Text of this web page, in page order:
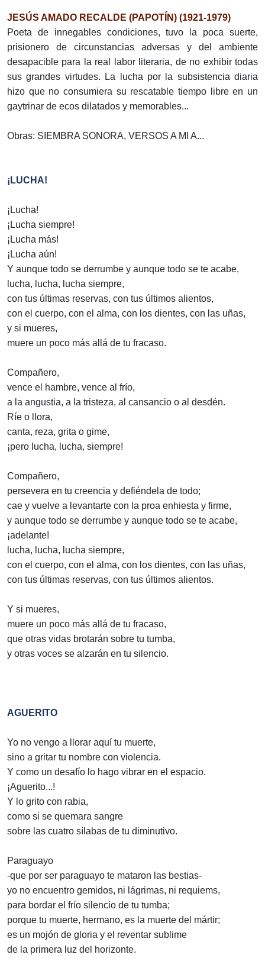
JESÚS AMADO RECALDE (PAPOTÍN) (1921-1979)
Poeta de innegables condiciones, tuvo la poca suerte,
prisionero de circunstancias adversas y del ambiente
desapacible para la real labor literaria, de no exhibir todas
sus grandes virtudes. La lucha por la subsistencia diaria
hizo que no consumiera su rescatable tiempo libre en un
gaytrinar de ecos dilatados y memorables...
Obras: SIEMBRA SONORA, VERSOS A MI A...
¡LUCHA!
¡Lucha!
¡Lucha siempre!
¡Lucha más!
¡Lucha aún!
Y aunque todo se derrumbe y aunque todo se te acabe,
lucha, lucha, lucha siempre,
con tus últimas reservas, con tus últimos alientos,
con el cuerpo, con el alma, con los dientes, con las uñas,
y si mueres,
muere un poco más allá de tu fracaso.
Compañero,
vence el hambre, vence al frío,
a la angustia, a la tristeza, al cansancio o al desdén.
Ríe o llora,
canta, reza, grita o gime,
¡pero lucha, lucha, siempre!
Compañero,
persevera en tu creencia y defiéndela de todo;
cae y vuelve a levantarte con la proa enhiesta y firme,
y aunque todo se derrumbe y aunque todo se te acabe,
¡adelante!
lucha, lucha, lucha siempre,
con el cuerpo, con el alma, con los dientes, con las uñas,
con tus últimas reservas, con tus últimos alientos.
Y si mueres,
muere un poco más allá de tu fracaso,
que otras vidas brotarán sobre tu tumba,
y otras voces se alzarán en tu silencio.
AGUERITO
Yo no vengo a llorar aquí tu muerte,
sino a gritar tu nombre con violencia.
Y como un desafío lo hago vibrar en el espacio.
¡Aguerito...!
Y lo grito con rabia,
como si se quemara sangre
sobre las cuatro sílabas de tu diminutivo.
Paraguayo
-que por ser paraguayo te mataron las bestias-
yo no encuentro gemidos, ni lágrimas, ni requiems,
para bordar el frío silencio de tu tumba;
porque tu muerte, hermano, es la muerte del mártir;
es un mojón de gloria y el reventar sublime
de la primera luz del horizonte.